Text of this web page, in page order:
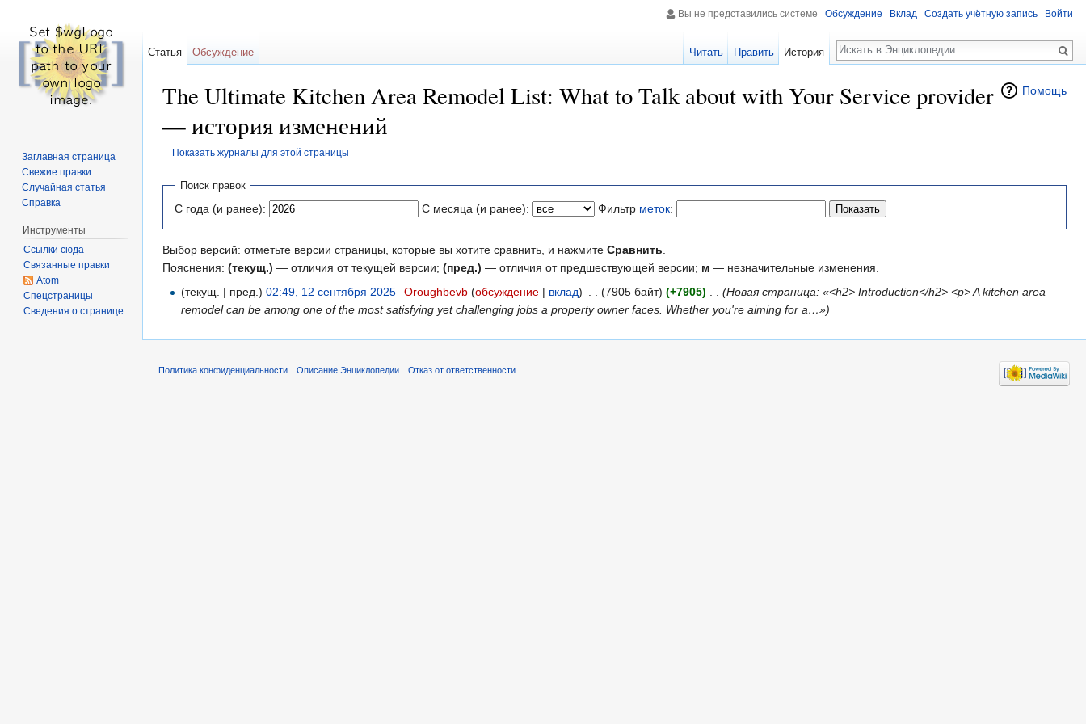
Помощь
The Ultimate Kitchen Area Remodel List: What to Talk about with Your Service provider
— история изменений
Показать журналы для этой страницы
Поиск правок
С года (и ранее): С месяца (и ранее): Фильтр меток:
Выбор версий: отметьте версии страницы, которые вы хотите сравнить, и нажмите Сравнить
Пояснения: (текущ.) — отличия от текущей версии; (пред.) — отличия от предшествующей версии; м — незначительные изменения.
(текущ. | пред.) 02:49, 12 сентября 2025 Oroughbevb (обсуждение| вклад) (7905 байт) (+7905)
(Новая страница: «<h2> Introduction</h2> <p> A kitchen area
remodel can be among one of the most satisfying yet challenging jobs a property owner faces. Whether you're aiming for a…»)
Вы не представились системе Обсуждение Вклад Создать учётную запись Войти
Статья Обсуждение Читать Править История
Поиск
Заглавная страница
Свежие правки
Случайная статья
Справка
Инструменты
Ссылки сюда
Связанные правки
Atom
Спецстраницы
Сведения о странице
Политика конфиденциальности Описание Энциклопедии Отказ от ответственности